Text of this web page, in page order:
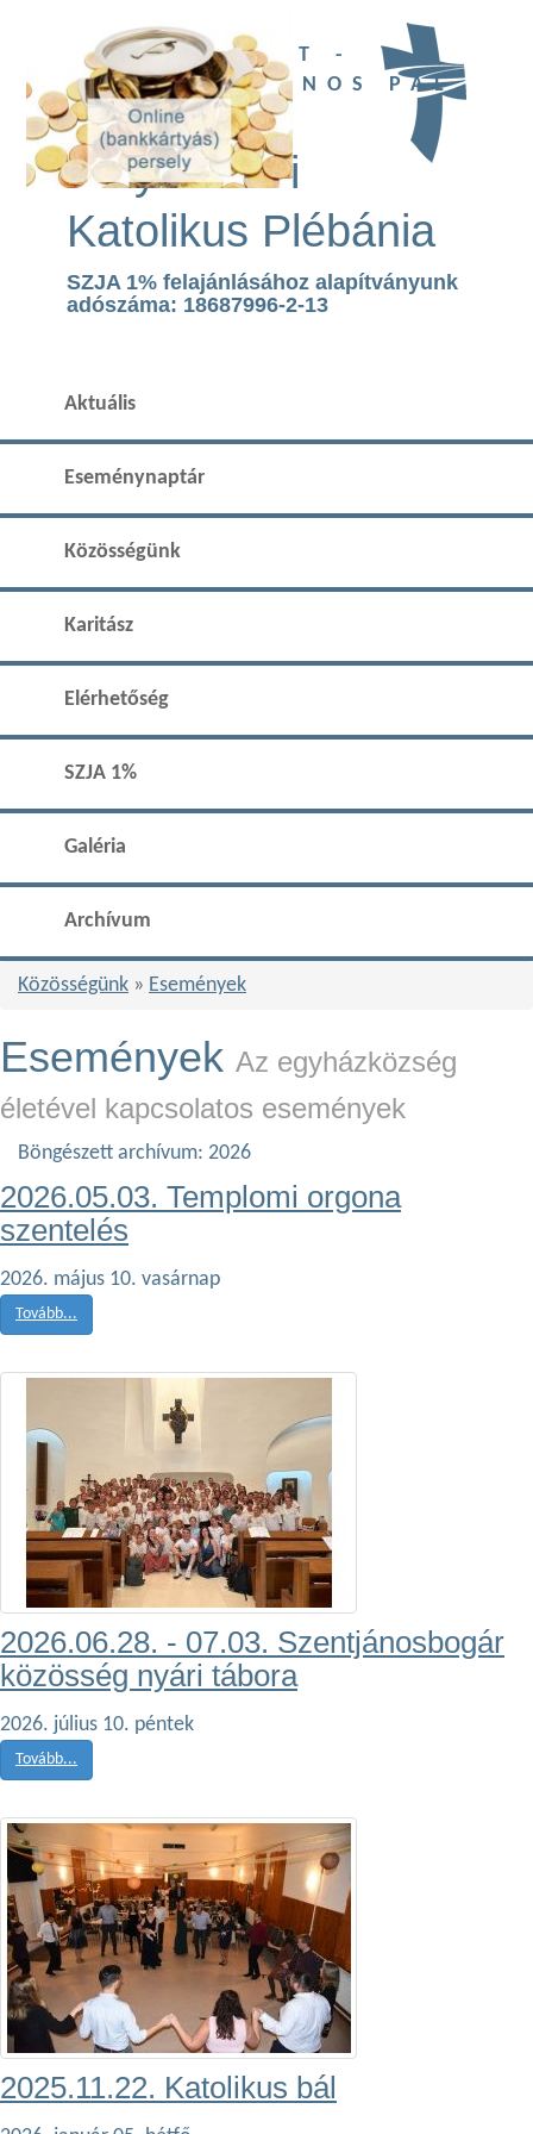
UBI DEUS EST -
SZENT II. JÁNOS PÁL
TEMPLOM
Páty Római
Katolikus Plébánia
SZJA 1% felajánlásához alapítványunk
adószáma: 18687996-2-13
Aktuális
Eseménynaptár
Közösségünk
Karitász
Elérhetőség
SZJA 1%
Galéria
Archívum
Közösségünk » Események
Események Az egyházközség
életével kapcsolatos események
Böngészett archívum: 2026
2026.05.03. Templomi orgona
szentelés
2026. május 10. vasárnap
Tovább...
2026.06.28. - 07.03. Szentjánosbogár
közösség nyári tábora
2026. július 10. péntek
Tovább...
2025.11.22. Katolikus bál